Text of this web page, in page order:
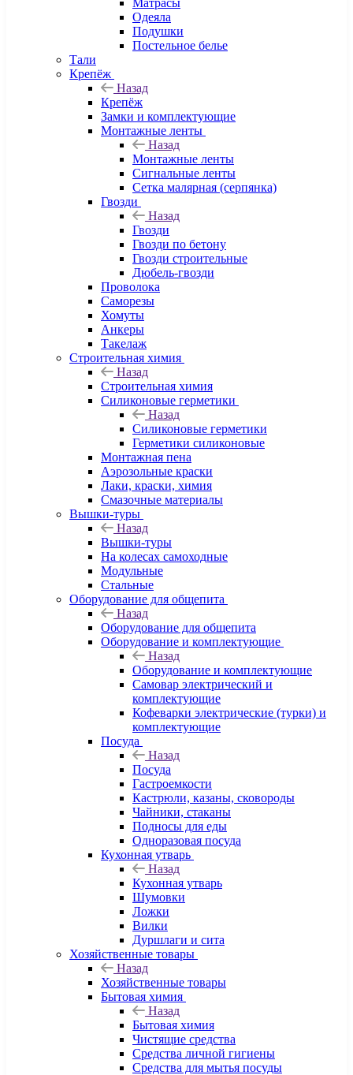
Матрасы
Одеяла
Подушки
Постельное белье
Тали
Крепёж
Назад
Крепёж
Замки и комплектующие
Монтажные ленты
Назад
Монтажные ленты
Сигнальные ленты
Сетка малярная (серпянка)
Гвозди
Назад
Гвозди
Гвозди по бетону
Гвозди строительные
Дюбель-гвозди
Проволока
Саморезы
Хомуты
Анкеры
Такелаж
Строительная химия
Назад
Строительная химия
Силиконовые герметики
Назад
Силиконовые герметики
Герметики силиконовые
Монтажная пена
Аэрозольные краски
Лаки, краски, химия
Смазочные материалы
Вышки-туры
Назад
Вышки-туры
На колесах самоходные
Модульные
Стальные
Оборудование для общепита
Назад
Оборудование для общепита
Оборудование и комплектующие
Назад
Оборудование и комплектующие
Самовар электрический и
комплектующие
Кофеварки электрические (турки) и
комплектующие
Посуда
Назад
Посуда
Гастроемкости
Кастрюли, казаны, сковороды
Чайники, стаканы
Подносы для еды
Одноразовая посуда
Кухонная утварь
Назад
Кухонная утварь
Шумовки
Ложки
Вилки
Дуршлаги и сита
Хозяйственные товары
Назад
Хозяйственные товары
Бытовая химия
Назад
Бытовая химия
Чистящие средства
Средства личной гигиены
Средства для мытья посуды